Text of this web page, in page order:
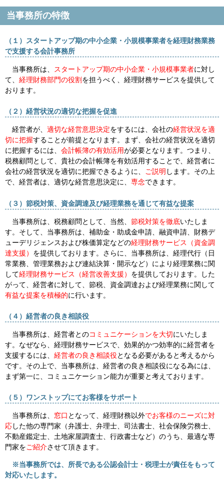
当事務所の特徴
（１）スタートアップ期の中小企業・小規模事業者を経理財務業務
で支援する会計事務所
当事務所は、 スタートアップ期の中小企業・小規模事業者に対し
て、 経理財務部門の役割 を担うべく、経理財務サービスを提供して
おります。
（２）経営状況の適切な把握を促進
経営者が、 適切な経営意思決定をするには、会社の経営状況を適
切に把握することが前提となります。まず、会社の経営状況を適切
に把握するには、 会計帳簿の有効活用が必要となります。つまり、
税務顧問として、貴社の会計帳簿を有効活用することで、経営者に
会社の経営状況を適切に把握できるように、 ご説明 します。その上
で、経営者は、適切な経営意思決定に、 専念できます。
（３）節税対策、資金調達及び経理業務を通じて有益な提案
当事務所は、税務顧問として、当然、 節税対策を徹底いたしま
す。そして、当事務所は、補助金・助成金申請、融資申請、財務デ
ューデリジェンスおよび株価算定などの経理財務サービス（資金調
達支援） を提供しております。さらに、当事務所は、経理代行（日
常業務、管理業務および連結決算・開示など）により経理業務に関
して経理財務サービス（経営改善支援） を提供しております。した
がって、経営者に対して、節税、資金調達および経理業務に関して
有益な提案を積極的に行います。
（４）経営者の良き相談役
当事務所は、経営者とのコミュニケーションを大切にいたしま
す。なぜなら、経理財務サービスで、効果的かつ効率的に経営者を
支援するには、 経営者の良き相談役となる必要があると考えるから
です。その上で、当事務所は、経営者の良き相談役になる為には、
まず第一に、コミュニケーション能力が重要と考えております。
（５）ワンストップにてお客様をサポート
当事務所は、 窓口 となって、経理財務以外でお客様のニーズに対
応した他の専門家（弁護士、弁理士、司法書士、社会保険労務士、
不動産鑑定士、土地家屋調査士、行政書士など）のうち、最適な専
門家をご紹介させて頂きます。
※当事務所では、所長である公認会計士・税理士が責任をもって
対応いたします。